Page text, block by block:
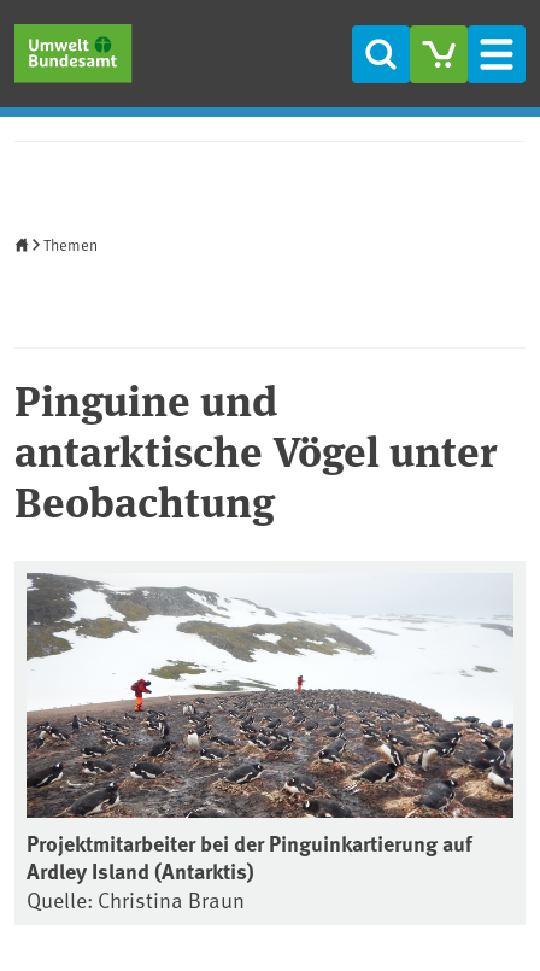
Suche
Themen
Pinguine und
antarktische Vögel unter
Beobachtung
Projektmitarbeiter bei der Pinguinkartierung auf
Ardley Island (Antarktis)
Quelle: Christina Braun